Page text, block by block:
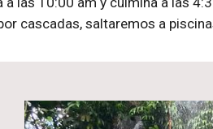
cascadas, saltaremos a